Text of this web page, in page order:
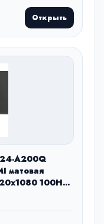
Открыть
A200Q
матовая
100Hz